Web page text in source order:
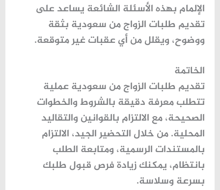
الإلمام بهذه الأسئلة الشائعة يساعد على
تقديم طلبات الزواج من سعودية بثقة
ووضوح، ويقلل من أي عقبات غير متوقعة.
الخاتمة
تقديم طلبات الزواج من سعودية عملية
تتطلب معرفة دقيقة بالشروط والخطوات
الصحيحة، مع الالتزام بالقوانين والتقاليد
المحلية. من خلال التحضير الجيد، الالتزام
بالمستندات الرسمية، ومتابعة الطلب
بانتظام، يمكنك زيادة فرص قبول طلبك
بسرعة وسلاسة.